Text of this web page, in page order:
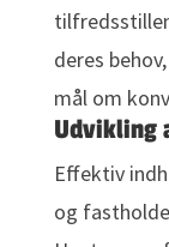
deres
mål om
Udvikling
Effektiv
og